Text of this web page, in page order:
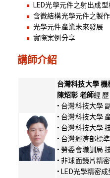
LED光學元件之射出成
含微結構光學元件之製作
光學元件產業未來發展
實際案例分享
講師介紹
台灣科技大學
陳炤彰 老師經 歷
• 台灣科技大學
• 台灣科技大學
• 台灣科技大學
• 台灣經濟部標
• 勞委會職訓局
• 非球面鏡片精
• LED光學精密